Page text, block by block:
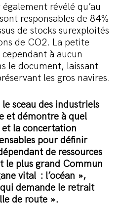
révélé qu’au
responsables de 84%
de stocks surexploités
de CO2. La petite
cependant à aucun
le document, laissant
les gros navires.
sceau des industriels
et démontre à quel
la concertation
pour définir
de ressources
le plus grand Commun
vital : l’océan »,
demande le retrait
de route ».